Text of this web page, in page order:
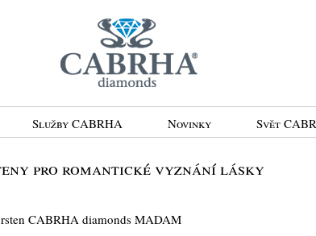
Služby CABRHA Novinky Svět
pro romantické vyznání lásky
CABRHA diamonds MADAM